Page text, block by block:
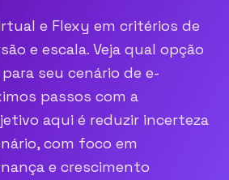
e Flexy em critérios de
e escala. Veja qual opção
seu cenário de e-
passos com a
aqui é reduzir incerteza
com foco em
e crescimento